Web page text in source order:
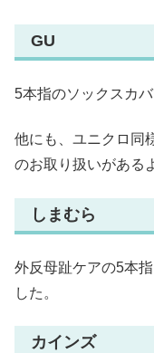
GU
5本指のソックスカ
他にも、ユニクロ同
のお取り扱いがある
しまむら
外反母趾ケアの5本
した。
カインズ